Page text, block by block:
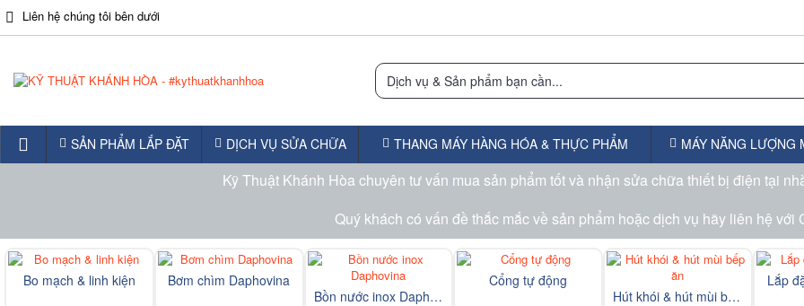
Liên hệ chúng tôi bên dưới
SẢN PHẨM LẮP ĐẶT DỊCH VỤ SỬA CHỮA THANG MÁY HÀNG HÓA & THỰC PHẨM MÁY NĂNG LƯỢNG
Kỹ Thuật Khánh Hòa chuyên tư vấn mua sản phẩm tốt và nhận sửa chữa thiết bị điện tại
Quý khách có vấn đề thắc mắc về sản phẩm hoặc dịch vụ hãy liên hệ với
Bo mạch & linh kiện
Bơm chìm Daphovina
Bồn nước inox Daphovina
Cổng tự động
Hút khói & hút mùi bếp ăn
Lắp